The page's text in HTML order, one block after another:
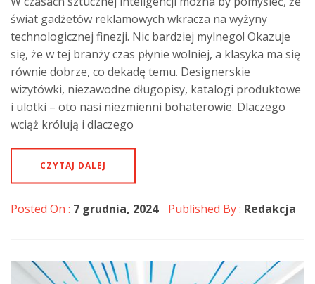
świat gadżetów reklamowych wkracza na wyżyny
technologicznej finezji. Nic bardziej mylnego! Okazuje
się, że w tej branży czas płynie wolniej, a klasyka ma się
równie dobrze, co dekadę temu. Designerskie
wizytówki, niezawodne długopisy, katalogi produktowe
i ulotki – oto nasi niezmienni bohaterowie. Dlaczego
wciąż królują i dlaczego
CZYTAJ DALEJ
Posted On : 7 grudnia, 2024 Published By : Redakcja